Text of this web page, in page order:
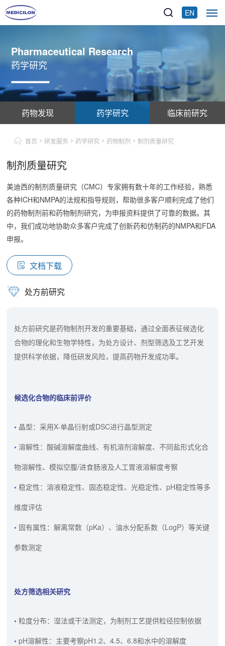
EN
Pharmaceutical Research
药学研究
药物发现 药学研究 临床前研究
首页 研发服务 药学研究 药物制剂 制剂质量研究
制剂质量研究
美迪西的制剂质量研究（CMC）专家拥有数十年的工作经验，熟悉
各种ICH和NMPA的法规和指导规则，帮助很多客户顺利完成了他们
的药物制剂前和药物制剂研究，为申报资料提供了可靠的数据。其
中，我们成功地协助众多客户完成了创新药和仿制药的NMPA和FDA
申报。
文档下载
处方前研究
处方前研究是药物制剂开发的重要基础，通过全面表征候选化
合物的理化和生物学特性，为处方设计、剂型筛选及工艺开发
提供科学依据，降低研发风险，提高药物开发成功率。
候选化合物的临床前评价
晶型：采用X-单晶衍射或DSC进行晶型测定
溶解性：酸碱溶解度曲线、有机溶剂溶解度、不同盐形式化合
物溶解性、模拟空腹/进食肠液及人工胃液溶解度考察
稳定性：溶液稳定性、固态稳定性、光稳定性、pH稳定性等多
维度评估
固有属性：解离常数（pKa）、油水分配系数（LogP）等关键
参数测定
处方筛选相关研究
粒度分布：湿法或干法测定，为制剂工艺提供粒径控制依据
pH溶解性：主要考察pH1.2、4.5、6.8和水中的溶解度